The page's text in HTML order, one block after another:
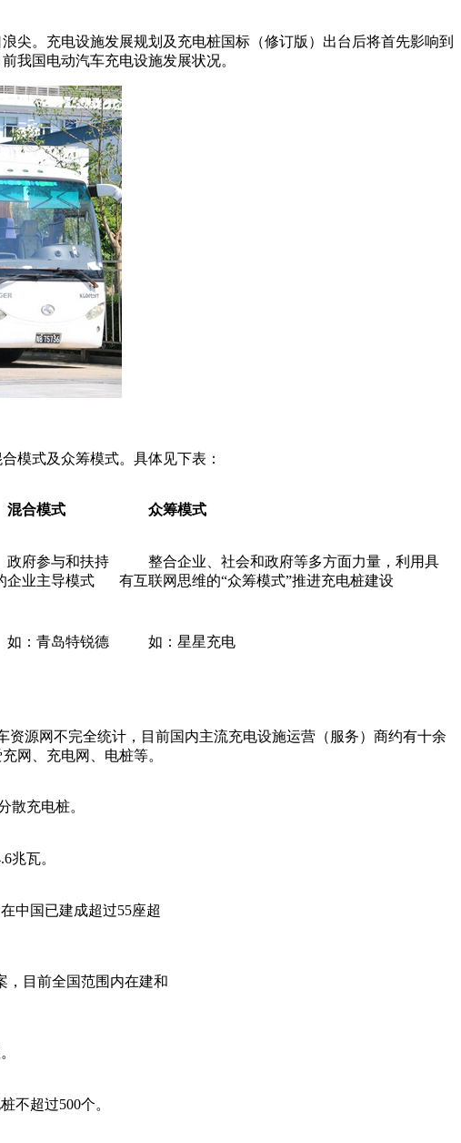
尖。充电设施发展规划及充电桩国标（修订版）出台后将首先影响到
我国电动汽车充电设施发展状况。
模式及众筹模式。具体见下表：
混合模式 众筹模式
政府参与和扶持
企业主导模式
整合企业、社会和政府等多方面力量，利用具
有互联网思维的“众筹模式”推进充电桩建设
如：青岛特锐德 如：星星充电
源网不完全统计，目前国内主流充电设施运营（服务）商约有十余
网、充电网、电桩等。
散充电桩。
兆瓦。
中国已建成超过55座超
，目前全国范围内在建和
不超过500个。